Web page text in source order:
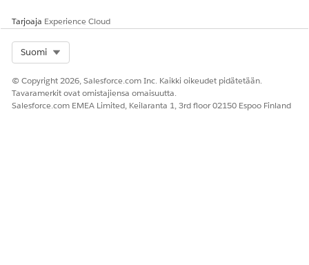
AI-agentti: Voin auttaa sinua poistamaan vaarantuneen
tunnuksen. Tarkasta ennen jatkamista, mille tilille tai
palvelulle tämä salasana on tarkoitettu.
Emma: Se on tarkoitettu vanhalle Jenkins-palvelimelle,
AI-agentti: Jenkins-palvelimen vaarantunut
tunnusmerkintä on poistettu salasanasi säilöstä. Koska
Tarjoaja Experience Cloud
Suomi
© Copyright 2026, Salesforce.com Inc. Kaikki oikeudet pidätetään.
Tavaramerkit ovat omistajiensa omaisuutta.
Salesforce.com EMEA Limited, Keilaranta 1, 3rd floor 02150 Espoo Finland